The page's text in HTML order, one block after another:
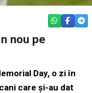
WHATSAPP
nou pe
Day, o zi în
care și-au dat